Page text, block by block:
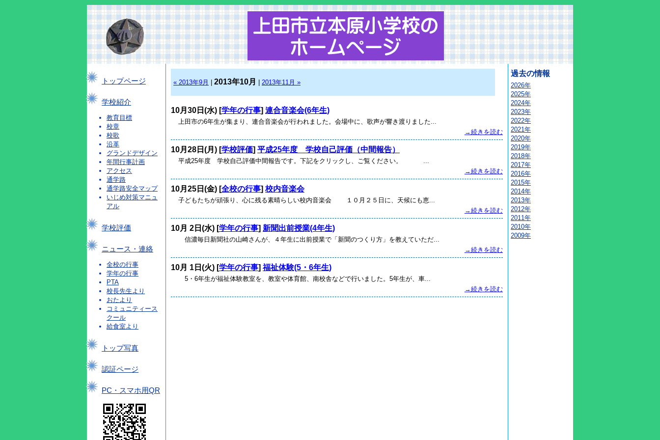
トップページ
学校紹介
教育目標
校章
校歌
沿革
グランドデザイン
年間行事計画
アクセス
通学路
通学路安全マップ
いじめ対策マニュ
アル
学校評価
ニュース・連絡
全校の行事
学年の行事
PTA
校長先生より
おたより
コミュニティース
クール
給食室より
トップ写真
認証ページ
PC・スマホ用QR
« 2013年9月 2013年10月 2013年11月 »
10月30日(水) [学年の行事] 連合音楽会(6年生)
上田市の6年生が集まり、連合音楽会が行われました。会場中に、歌声が響き渡りました...
→続きを読む
10月28日(月) [学校評価] 平成25年度 学校自己評価（中間報告）
平成25年度 学校自己評価中間報告です。下記をクリックし、ご覧ください。 ...
→続きを読む
10月25日(金) [全校の行事] 校内音楽会
子どもたちが頑張り、心に残る素晴らしい校内音楽会 １０月２５日に、天候にも恵...
→続きを読む
10月 2日(水) [学年の行事] 新聞出前授業(4年生)
信濃毎日新聞社の山崎さんが、４年生に出前授業で「新聞のつくり方」を教えていただ...
→続きを読む
10月 1日(火) [学年の行事]福祉体験(5・6年生)
5・6年生が福祉体験教室を、教室や体育館、南校舎などで行いました。5年生が、車...
→続きを読む
過去の情報
2026年
2025年
2024年
2023年
2022年
2021年
2020年
2019年
2018年
2017年
2016年
2015年
2014年
2013年
2012年
2011年
2010年
2009年